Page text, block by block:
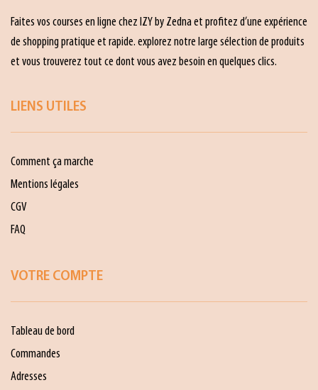
Faites vos courses en ligne chez IZY by Zedna et profitez d’une expérience
de shopping pratique et rapide. explorez notre large sélection de produits
et vous trouverez tout ce dont vous avez besoin en quelques clics.
LIENS UTILES
Comment ça marche
Mentions légales
CGV
FAQ
VOTRE COMPTE
Tableau de bord
Commandes
Adresses